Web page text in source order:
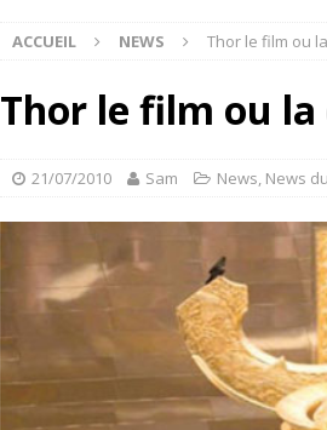
ACCUEIL NEWS Thor le film ou
Thor le film ou la
21/07/2010 Sam News, News